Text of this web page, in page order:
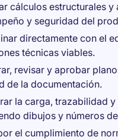
cálculos estructurales
y seguridad del
directamente con el
técnicas viables.
revisar y aprobar
de la documentación.
la carga, trazabilidad
dibujos y números
el cumplimiento de